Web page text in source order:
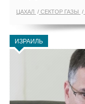
ЦАХАЛ СЕКТОР ГАЗЫ
ИЗРАИЛЬ